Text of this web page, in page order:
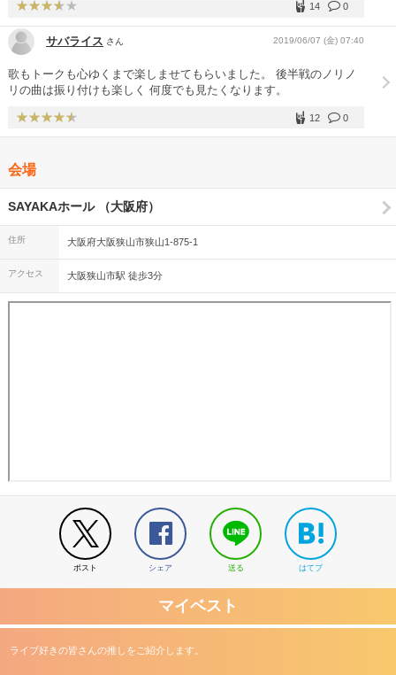
てましたが、それで もなお、その人は笑いながら何枚か撮ってい ま
した。 私も長くファンをしていますので 、会場にも20年以上は足を
運んでおりますが 、こんな最低なファンを見たのは初めてです。 て
いうか、本当にファンなのでしょうか。。 マッキーのファンに、こ
んな人がいるなんて 、とても信じられませんので。 警備員の人が近
くに居たら、言いつけてやろ うかと思いましたが、離れた場所に居
のですが、今考えても腹立た しい出来事でした。
0
14
サバライス さん 2019/06/07 (金) 07:40
歌もトークも心ゆくまで楽しませてもらいました。 後半戦のノリノ
リの曲は振り付けも楽しく 何度でも見たくなります。
0
12
会場
SAYAKAホール （大阪府）
住所 大阪府大阪狭山市狭山1-875-1
アクセス 大阪狭山市駅 徒歩3分
ポスト シェア 送る はてブ
マイベスト
ライブ好きの皆さんの推しをご紹介します。